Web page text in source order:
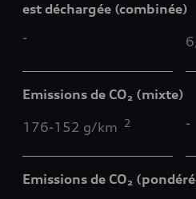
est déchargée (combinée)
-
Emissions de CO₂ (mixte)
176-152 g/km 2 -
Emissions de CO₂